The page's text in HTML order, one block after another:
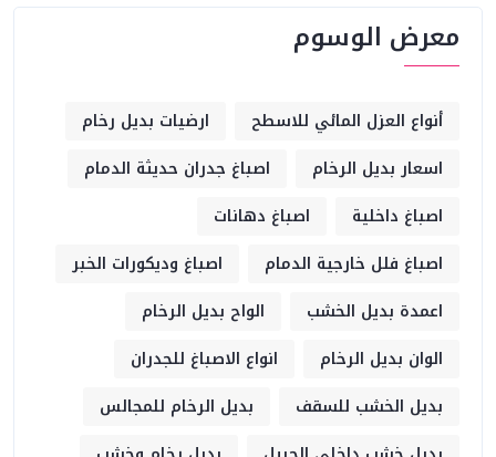
معرض الوسوم
أنواع العزل المائي للاسطح
ارضيات بديل رخام
اسعار بديل الرخام
اصباغ جدران حديثة الدمام
اصباغ داخلية
اصباغ دهانات
اصباغ فلل خارجية الدمام
اصباغ وديكورات الخبر
اعمدة بديل الخشب
الواح بديل الرخام
الوان بديل الرخام
انواع الاصباغ للجدران
بديل الخشب للسقف
بديل الرخام للمجالس